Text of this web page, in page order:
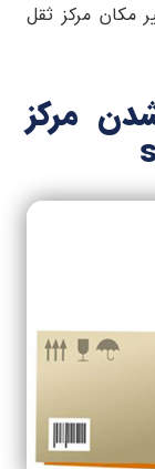
مکان مرکز ثقل
مرکز